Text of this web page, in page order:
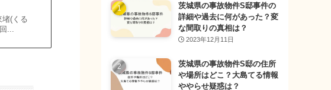
(くる
...
茨城県の事故物件S邸事件の
詳細や過去に何があった？変
な間取りの真相は？
2023年12月11日
茨城県の事故物件S邸の住所
や場所はどこ？大島てる情報
ややらせ疑惑は？